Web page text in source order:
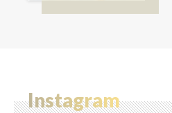
Instagram